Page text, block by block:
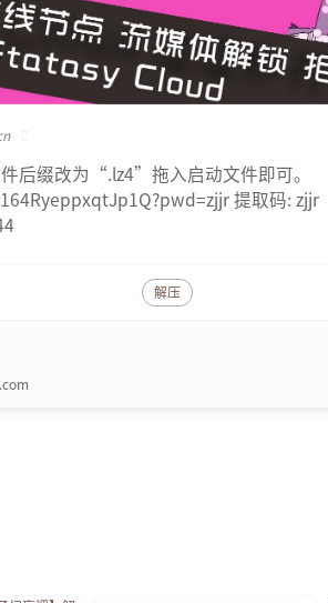
后缀改为“.lz4”拖入启动文件即可。
提取码: zjjr
解压